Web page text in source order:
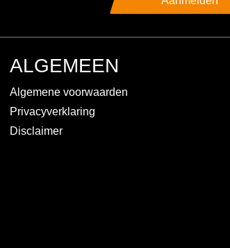
ALGEMEEN
Algemene voorwaarden
Privacyverklaring
Disclaimer